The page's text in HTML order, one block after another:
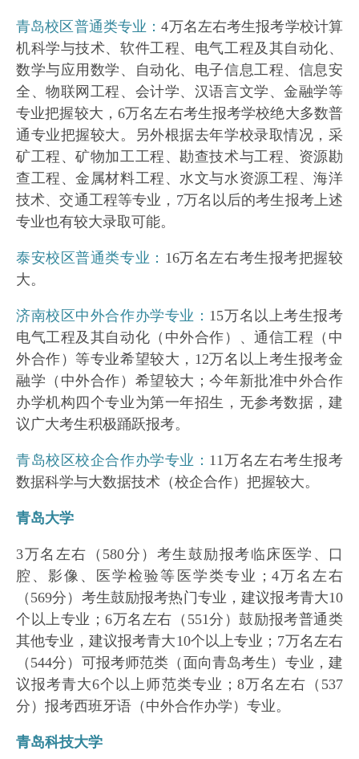
青岛校区普通类专业：4万名左右考生报考学校计算
机科学与技术、软件工程、电气工程及其自动化、
数学与应用数学、自动化、电子信息工程、信息安
全、物联网工程、会计学、汉语言文学、金融学等
专业把握较大，6万名左右考生报考学校绝大多数普
通专业把握较大。另外根据去年学校录取情况，采
矿工程、矿物加工工程、勘查技术与工程、资源勘
查工程、金属材料工程、水文与水资源工程、海洋
技术、交通工程等专业，7万名以后的考生报考上述
专业也有较大录取可能。
泰安校区普通类专业： 16万名左右考生报考把握较
大。
济南校区中外合作办学专业： 15万名以上考生报考
电气工程及其自动化（中外合作）、通信工程（中
外合作）等专业希望较大，12万名以上考生报考金
融学（中外合作）希望较大；今年新批准中外合作
办学机构四个专业为第一年招生，无参考数据，建
议广大考生积极踊跃报考。
青岛校区校企合作办学专业： 11万名左右考生报考
数据科学与大数据技术（校企合作）把握较大。
青岛大学
3万名左右（580分）考生鼓励报考临床医学、口
腔、影像、医学检验等医学类专业；4万名左右
（569分）考生鼓励报考热门专业，建议报考青大10
个以上专业；6万名左右（551分）鼓励报考普通类
其他专业，建议报考青大10个以上专业；7万名左右
（544分）可报考师范类（面向青岛考生）专业，建
议报考青大6个以上师范类专业；8万名左右（537
分）报考西班牙语（中外合作办学）专业。
青岛科技大学